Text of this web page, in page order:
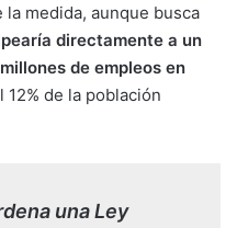
medida, aunque busca
directamente a un
de empleos en
de la población
una Ley